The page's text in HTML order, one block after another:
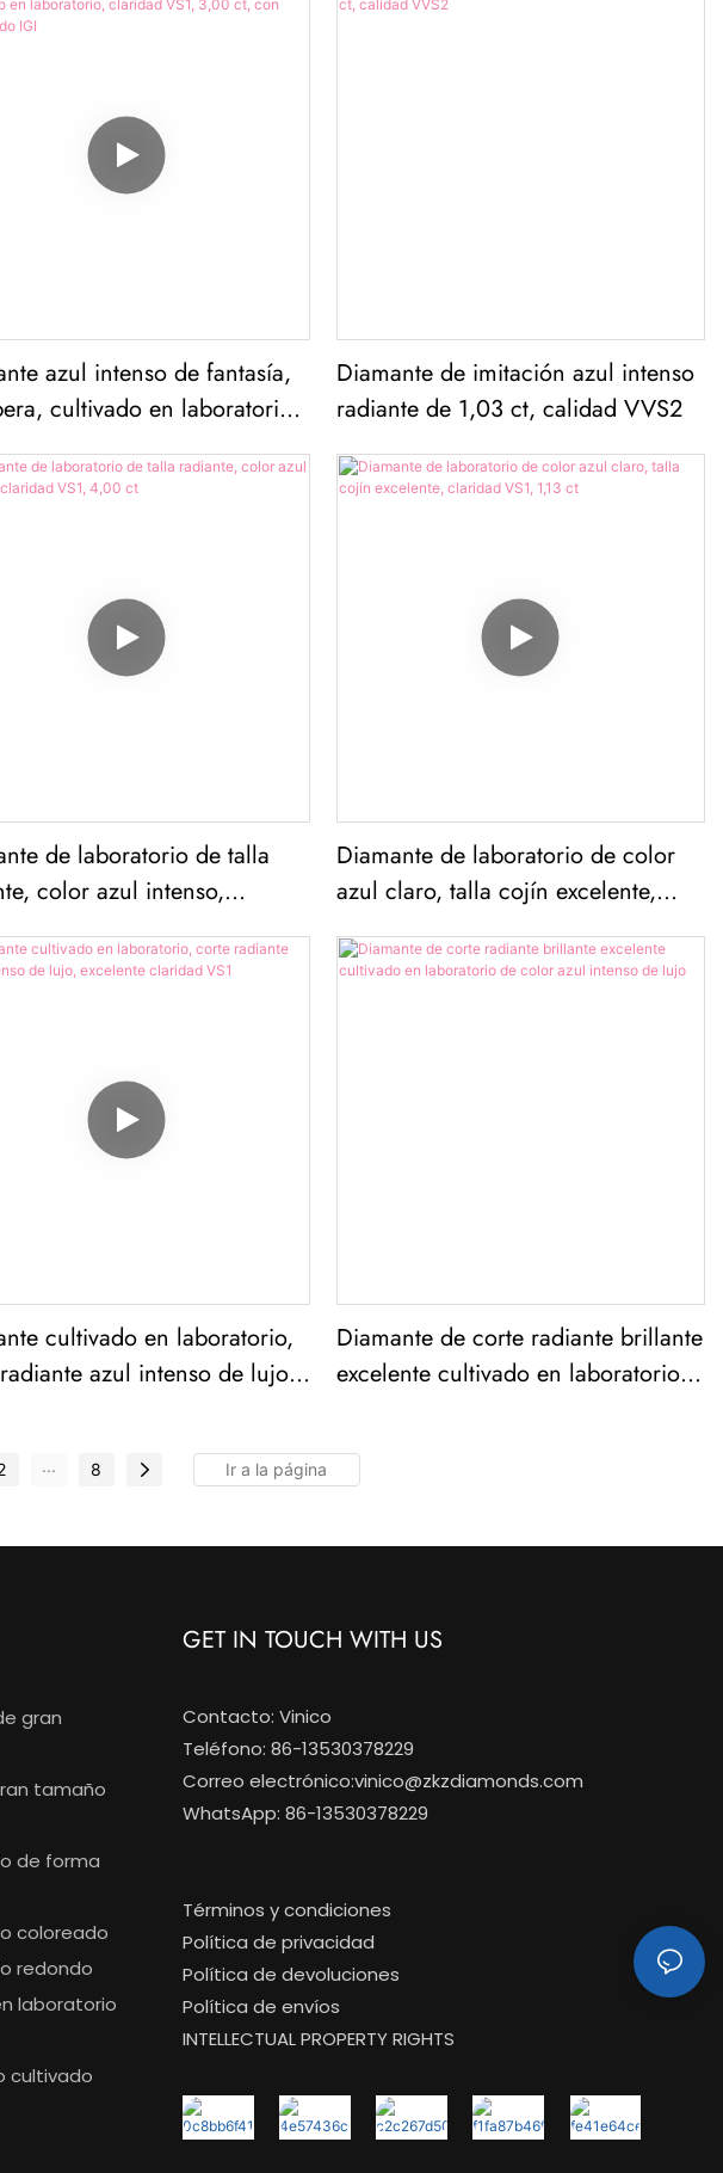
azul intenso de fantasía,
cultivado en laboratorio,
VS1, 3,00 ct, con
IGI
Diamante de imitación azul intenso
radiante de 1,03 ct, calidad VVS2
de laboratorio de talla
color azul intenso,
VS1, 4,00 ct
Diamante de laboratorio de color
azul claro, talla cojín excelente,
claridad VS1, 1,13 ct
cultivado en laboratorio,
azul intenso de lujo,
Diamante de corte radiante brillante
excelente cultivado en laboratorio
... 8
gran
tamaño
de forma
coloreado
redondo
laboratorio
cultivado
GET IN TOUCH WITH US
Contacto: Vinico
Teléfono: 86-13530378229
Correo electrónico:vinico@zkzdiamonds.com
WhatsApp: 86-13530378229
Términos y condiciones
Política de privacidad
Política de devoluciones
Política de envíos
INTELLECTUAL PROPERTY RIGHTS